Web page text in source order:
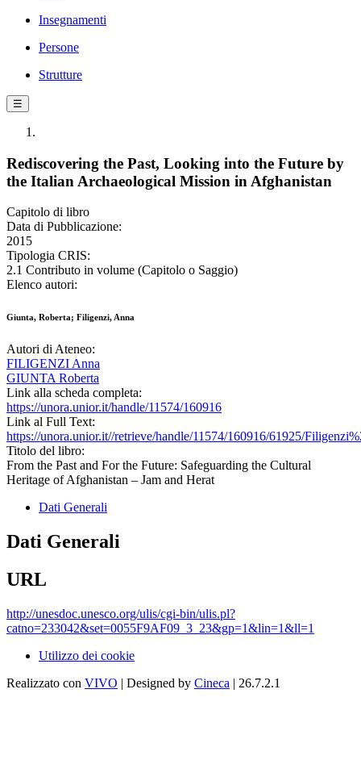
Insegnamenti
Persone
Strutture
☰
Rediscovering the Past, Looking into the Future by
the Italian Archaeological Mission in Afghanistan
Capitolo di libro
Data di Pubblicazione:
2015
Tipologia CRIS:
2.1 Contributo in volume (Capitolo o Saggio)
Elenco autori:
Giunta, Roberta; Filigenzi, Anna
Autori di Ateneo:
FILIGENZI Anna
GIUNTA Roberta
Link alla scheda completa:
https://unora.unior.it/handle/11574/160916
Link al Full Text:
https://unora.unior.it//retrieve/handle/11574/160916/61925/
Titolo del libro:
From the Past and For the Future: Safeguarding the Cultural
Heritage of Afghanistan – Jam and Herat
Dati Generali
Dati Generali
URL
http://unesdoc.unesco.org/ulis/cgi-bin/ulis.pl?
catno=233042&set=0055F9AF09_3_23&gp=1&lin=1&ll=1
Utilizzo dei cookie
Realizzato con VIVO | Designed by Cineca | 26.7.2.1